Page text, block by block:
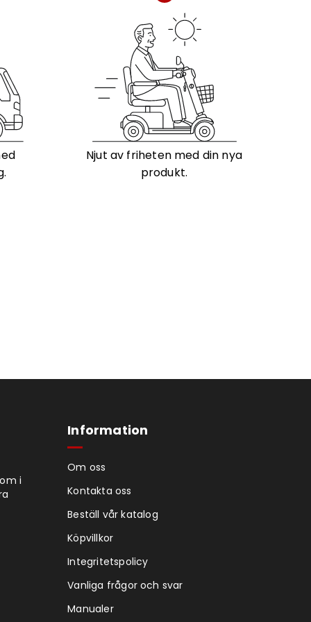
Njut av friheten med din nya
produkt.
i
Information
Om oss
Kontakta oss
Beställ vår katalog
Köpvillkor
Integritetspolicy
Vanliga frågor och svar
Manualer